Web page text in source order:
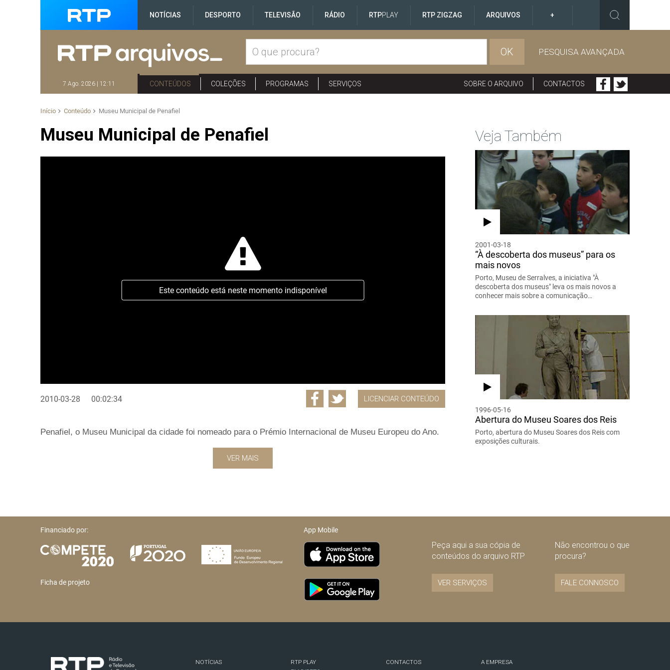
NOTÍCIAS DESPORTO TELEVISÃO RÁDIO RTPPLAY RTP ZIGZAG ARQUIVOS +
OK PESQUISA AVANÇADA
7 Ago. 2026 | 12:11 CONTEÚDOS COLEÇÕES PROGRAMAS SERVIÇOS SOBRE O ARQUIVO CONTACTOS
Início Conteúdo Museu Municipal de Penafiel
Museu Municipal de Penafiel
Este conteúdo está neste momento indisponível
2010-03-28 00:02:34 LICENCIAR CONTEÚDO
Penafiel, o Museu Municipal da cidade foi nomeado para o Prémio Internacional de Museu Europeu do Ano.
VER MAIS
Veja Também
2001-03-18
“À descoberta dos museus” para os
mais novos
Porto, Museu de Serralves, a iniciativa "À
descoberta dos museus" leva os mais novos a
conhecer mais sobre a comunicação…
1996-05-16
Abertura do Museu Soares dos Reis
Porto, abertura do Museu Soares dos Reis com
exposições culturais.
Financiado por:
Ficha de projeto
App Mobile
Peça aqui a sua cópia de
conteúdos do arquivo RTP
VER SERVIÇOS
Não encontrou o que
procura?
FALE CONNOSCO
NOTÍCIAS
RTP PLAY
CONTACTOS
A EMPRESA